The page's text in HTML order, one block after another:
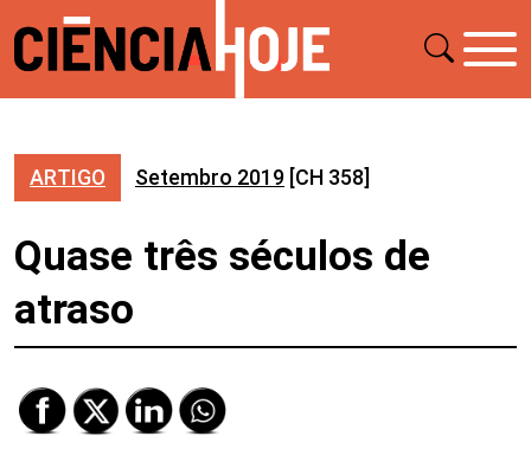
ARTIGO Setembro 2019 [CH 358]
Quase três séculos de
atraso